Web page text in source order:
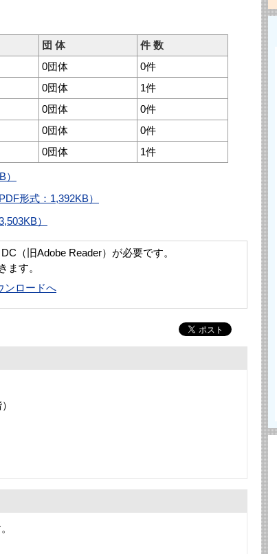
団 体
件 数
0団体
0件
0団体
1件
0団体
0件
0団体
0件
0団体 1件
形式：1,392KB）
）
（旧Adobe Reader）が必要です。
ます。
ンロードへ